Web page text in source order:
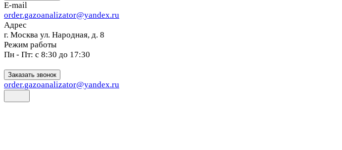
E-mail
order.gazoanalizator@yandex.ru
Адрес
г. Москва ул. Народная, д. 8
Режим работы
Пн - Пт: с 8:30 до 17:30
Заказать звонок
order.gazoanalizator@yandex.ru